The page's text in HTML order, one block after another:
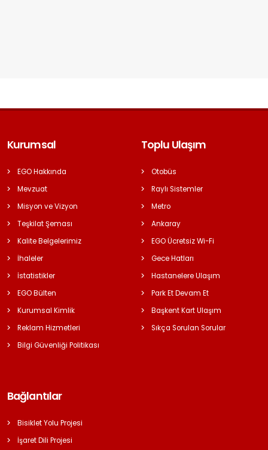
Kurumsal
EGO Hakkında
Mevzuat
Misyon ve Vizyon
Teşkilat Şeması
Kalite Belgelerimiz
İhaleler
İstatistikler
EGO Bülten
Kurumsal Kimlik
Reklam Hizmetleri
Bilgi Güvenliği Politikası
Toplu Ulaşım
Otobüs
Raylı Sistemler
Metro
Ankaray
EGO Ücretsiz Wi-Fi
Gece Hatları
Hastanelere Ulaşım
Park Et Devam Et
Başkent Kart Ulaşım
Sıkça Sorulan Sorular
Bağlantılar
Bisiklet Yolu Projesi
İşaret Dili Projesi